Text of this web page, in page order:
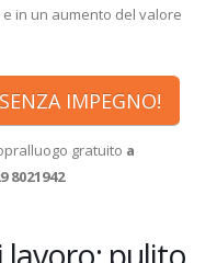
e in un aumento del valore
IMPEGNO!
gratuito a
8021942